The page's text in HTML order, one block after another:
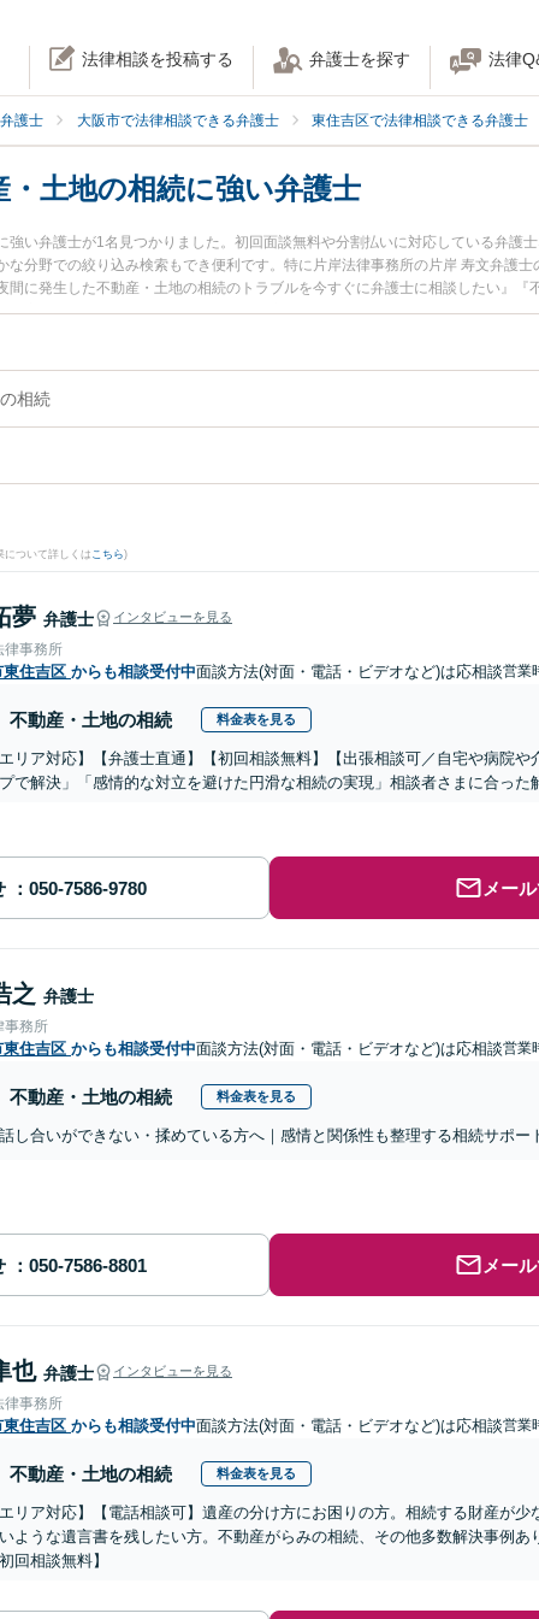
法律相談を投稿する 弁護士を探す 法律
護士 大阪市で法律相談できる弁護士 東住吉区で法律相談できる弁護士
土地の相続に強い弁護士
い弁護士が1名見つかりました。初回面談無料や分割払いに対応している弁護
分野での絞り込み検索もでき便利です。特に片岸法律事務所の片岸 寿文弁護
に発生した不動産・土地の相続のトラブルを今すぐに弁護士に相談したい』
産・土地の相続を法律相談できる大阪市東住吉区内の弁護士に相談予約した
相続
について詳しくは こちら)
夢 弁護士 インタビューを見る
律事務所
東住吉区 からも相談受付中面談方法(対面・電話・ビデオなど)は応相談営業
不動産・土地の相続 料金表を見る
リア対応】【弁護士直通】【初回相談無料】【出張相談可／自宅や病院
で解決」「感情的な対立を避けた円滑な相続の実現」相談者さまに合った
メー
之 弁護士
事務所
東住吉区 からも相談受付中面談方法(対面・電話・ビデオなど)は応相談営業
不動産・土地の相続 料金表を見る
し合いができない・揉めている方へ｜感情と関係性も整理する相続サポー
メー
也 弁護士 インタビューを見る
律事務所
東住吉区 からも相談受付中面談方法(対面・電話・ビデオなど)は応相談営業
不動産・土地の相続 料金表を見る
リア対応】【電話相談可】遺産の分け方にお困りの方。相続する財産が
ような遺言書を残したい方。不動産がらみの相続、その他多数解決事例
回相談無料】